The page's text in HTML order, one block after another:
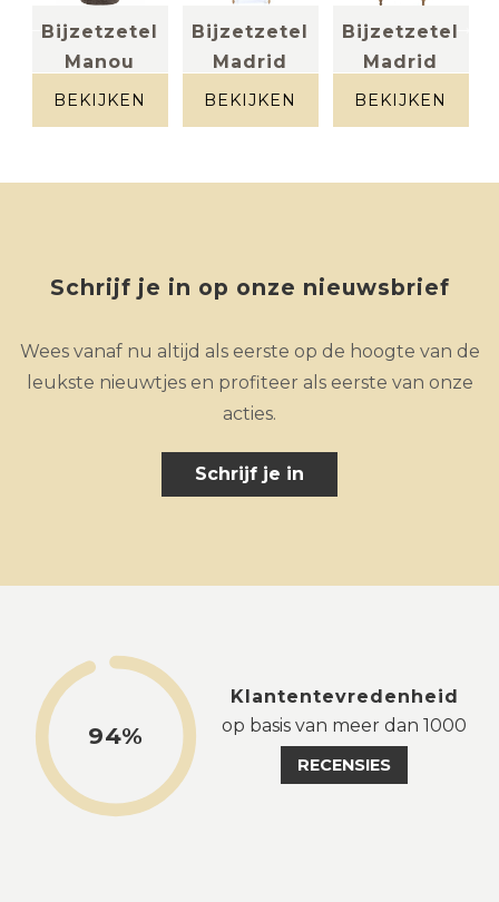
Bijzetzetel
Manou
grijs
BEKIJKEN
Bijzetzetel
Madrid
BEKIJKEN
Bijzetzetel
Madrid
taupe
BEKIJKEN
Schrijf je in op onze nieuwsbrief
Wees vanaf nu altijd als eerste op de hoogte van de
leukste nieuwtjes en profiteer als eerste van onze
acties.
Schrijf je in
94%
Klantentevredenheid
op basis van meer dan 1000
RECENSIES